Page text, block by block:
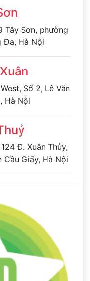
Tây Sơn, phường
Đa, Hà Nội
Số 2, Lê Văn
Hà Nội
Đ. Xuân Thủy,
Cầu Giấy, Hà Nội